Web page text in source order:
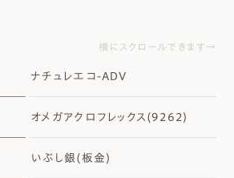
横にスクロールできます→
ナチュレエコ-ADV
オメガアクロフレックス(9262)
いぶし銀(板金)